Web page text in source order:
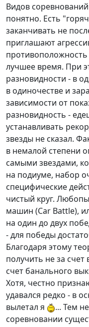
Видов
понятно. Есть
заканчивать не
приглашают
лучшее время. При
разновидности - в
в одиночестве и
зависимости от
разновидность -
устанавливать
звезды не сказал.
в немалой степени
самыми звездами,
на подиуме, набор
специфические
чистый круг.
машин (Car Battle),
на один до двух
- для победы
Благодаря этому
получить не за счет
счет банального
Хотя, честно
удавался редко - в
вылетал я
... Тем
соревновании